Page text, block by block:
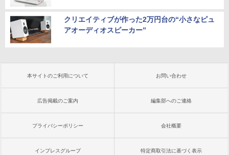
クリエイティブが作った2万円台の“小さなピュ
アオーディオスピーカー”
本サイトのご利用について お問い合わせ
広告掲載のご案内 編集部へのご連絡
プライバシーポリシー 会社概要
インプレスグループ 特定商取引法に基づく表示